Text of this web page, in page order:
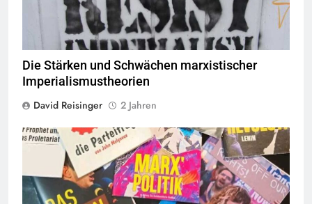
Die Stärken und Schwächen marxistischer
Imperialismustheorien
David Reisinger
2 Jahren
© linkswende.org,CC-BY-SA-1.0